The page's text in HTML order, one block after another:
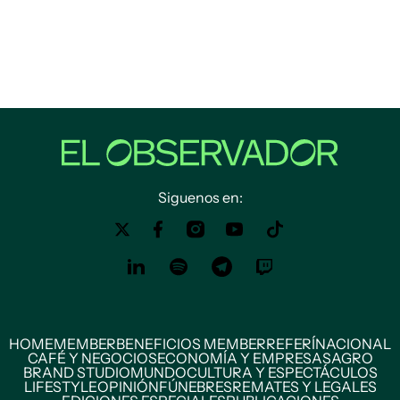
Siguenos en:
HOMEMEMBERBENEFICIOS MEMBERREFERÍNACIONAL
CAFÉ Y NEGOCIOSECONOMÍA Y EMPRESASAGRO
BRAND STUDIOMUNDOCULTURA Y ESPECTÁCULOS
LIFESTYLEOPINIÓNFÚNEBRESREMATES Y LEGALES